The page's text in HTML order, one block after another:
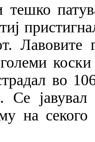
Лавовите
во
Се
на